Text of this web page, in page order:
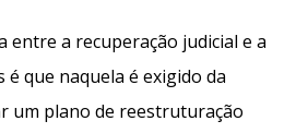
entre a recuperação judicial e a
é que naquela é exigido da
um plano de reestruturação